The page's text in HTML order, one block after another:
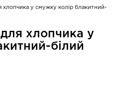
хлопчика у смужку колір блакитний-
хлопчика у
білий